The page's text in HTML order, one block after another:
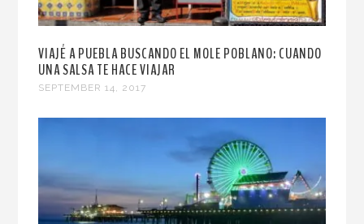
VIAJÉ A PUEBLA BUSCANDO EL MOLE POBLANO: CUANDO
UNA SALSA TE HACE VIAJAR
SEPTEMBER 14, 2017